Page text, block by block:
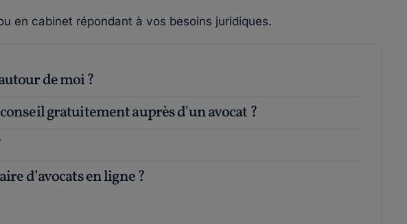
en cabinet répondant à vos besoins juridiques.
de moi ?
gratuitement auprès d'un avocat ?
d’avocats en ligne ?